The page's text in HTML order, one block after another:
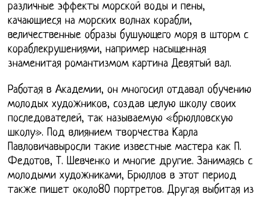
различные эффекты морской воды и пены,
качающиеся на морских волнах корабли,
величественные образы бушующего моря в шторм с
кораблекрушениями, например насыщенная
знаменитая романтизмом картина Девятый вал.
Работая в Академии, он многосил отдавал обучению
молодых художников, создав целую школу своих
последователей, так называемую «брюлловскую
школу». Под влиянием творчества Карла
Павловичавыросли такие известные мастера как П.
Федотов, Т. Шевченко и многие другие. Занимаясь с
молодыми художниками, Брюллов в этот период
также пишет около80 портретов. Другая выбитая из